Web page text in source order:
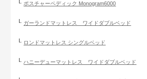
ポスチャーペディック Monogram6000
ガーランドマットレス ワイドダブルベッド
ロンドマットレス シングルベッド
ハニーデューマットレス ワイドダブルベッド